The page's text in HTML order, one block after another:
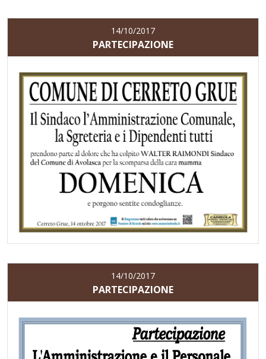
14/10/2017
PARTECIPAZIONE
14/10/2017
PARTECIPAZIONE